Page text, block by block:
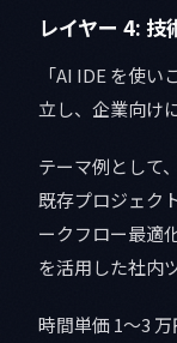
レイヤー 4: 技
「AI IDE を使
立し、企業向け
テーマ例として
既存プロジェク
ークフロー最適
を活用した社内
時間単価 1〜3 万